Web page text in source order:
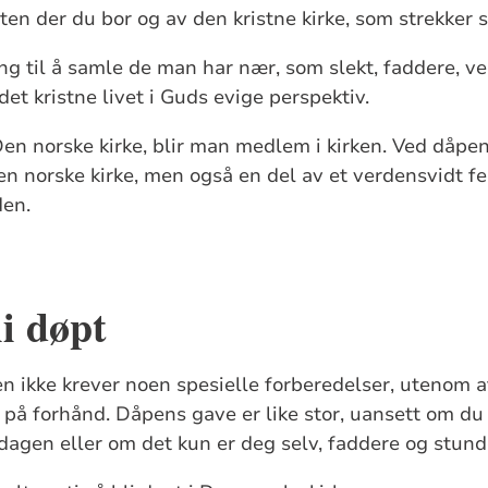
der du bor og av den kristne kirke, som strekker
til å samle de man har nær, som slekt, faddere,
kristne livet i Guds evige perspektiv.
norske kirke, blir man medlem i kirken. Ved
norske kirke, men også en del av et verdensvidt
døpt
ikke krever noen spesielle forberedelser, utenom
forhånd. Dåpens gave er like stor, uansett om
eller om det kun er deg selv, faddere og